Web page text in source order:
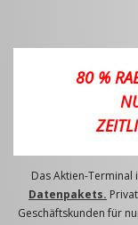
80 %
Das Aktien-
Datenpakets.
Geschäftskunden für